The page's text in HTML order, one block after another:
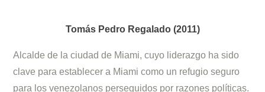
Tomás Pedro Regalado (2011)
Alcalde de la ciudad de Miami, cuyo liderazgo ha sido
clave para establecer a Miami como un refugio seguro
para los venezolanos perseguidos por razones políticas.